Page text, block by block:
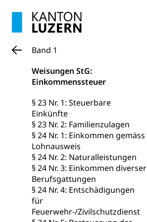
Band 1
Weisungen StG:
Einkommenssteuer
§ 23 Nr. 1: Steuerbare
Einkünfte
§ 23 Nr. 2: Familienzulagen
§ 24 Nr. 1: Einkommen gemäss
Lohnausweis
§ 24 Nr. 2: Naturalleistungen
§ 24 Nr. 3: Einkommen diverser
Berufsgattungen
§ 24 Nr. 4: Entschädigungen
für
Feuerwehr-/Zivilschutzdienst